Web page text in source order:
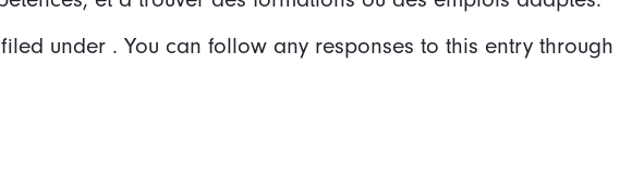
under . You can follow any responses to this entry through